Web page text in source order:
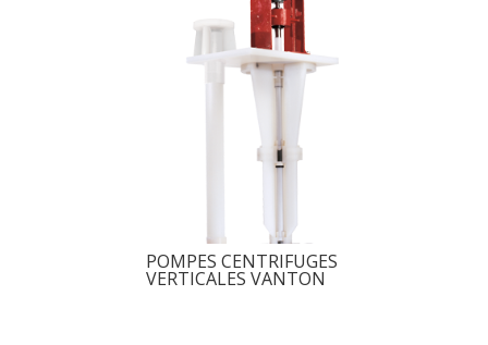
POMPES CENTRIFUGES
VERTICALES VANTON